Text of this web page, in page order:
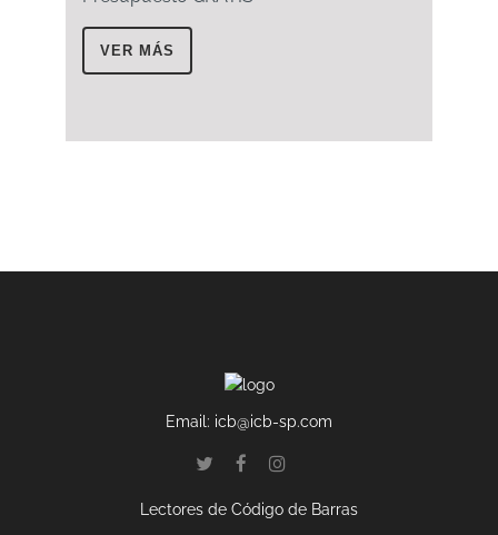
VER MÁS
Email: icb@icb-sp.com
Lectores de Código de Barras